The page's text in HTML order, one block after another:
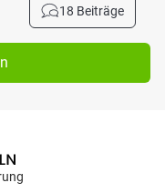
18 Beiträge